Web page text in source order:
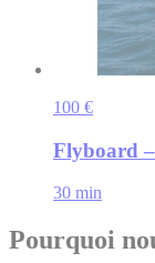
100 €
Flyboard
30 min
Pourquoi